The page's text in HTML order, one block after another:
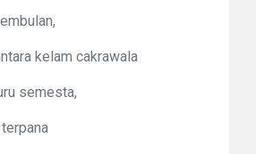
kelam cakrawala
semesta,